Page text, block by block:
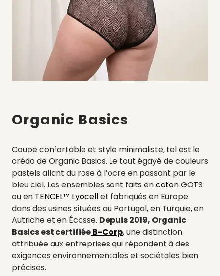
Organic Basics
Coupe confortable et style minimaliste, tel est le
crédo de Organic Basics. Le tout égayé de couleurs
pastels allant du rose à l’ocre en passant par le
bleu ciel. Les ensembles sont faits encotonGOTS
ou en TENCEL™ Lyocellet fabriqués en Europe
dans des usines situées au Portugal, en Turquie, en
Autriche et en Écosse. Depuis 2019, Organic
Basics est certifiéeB-Corp, une distinction
attribuée aux entreprises qui répondent à des
exigences environnementales et sociétales bien
précises.